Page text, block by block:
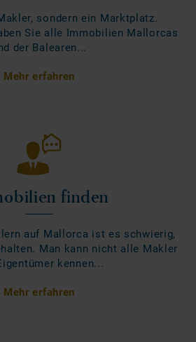
sondern ein Marktplatz.
Sie alle Immobilien Mallorcas
der Balearen...
Mehr erfahren
finden
auf Mallorca ist es schwierig,
Man kann nicht alle Makler
kennen...
Mehr erfahren